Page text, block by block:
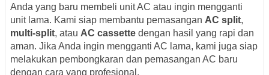
Anda yang baru membeli unit AC atau ingin mengganti
unit lama. Kami siap membantu pemasangan AC split,
multi-split, atau AC cassette dengan hasil yang rapi dan
aman. Jika Anda ingin mengganti AC lama, kami juga siap
melakukan pembongkaran dan pemasangan AC baru
dengan cara yang profesional.